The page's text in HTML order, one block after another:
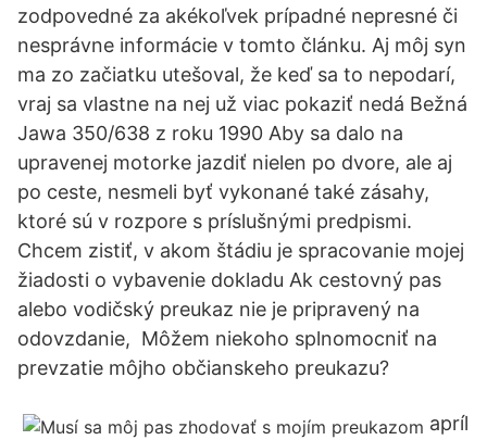
zodpovedné za akékoľvek prípadné nepresné či
nesprávne informácie v tomto článku. Aj môj syn
ma zo začiatku utešoval, že keď sa to nepodarí,
vraj sa vlastne na nej už viac pokaziť nedá Bežná
Jawa 350/638 z roku 1990 Aby sa dalo na
upravenej motorke jazdiť nielen po dvore, ale aj
po ceste, nesmeli byť vykonané také zásahy,
ktoré sú v rozpore s príslušnými predpismi.
Chcem zistiť, v akom štádiu je spracovanie mojej
žiadosti o vybavenie dokladu Ak cestovný pas
alebo vodičský preukaz nie je pripravený na
odovzdanie, Môžem niekoho splnomocniť na
prevzatie môjho občianskeho preukazu?
apríl